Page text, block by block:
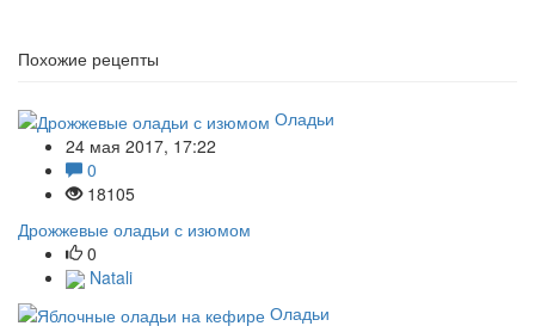
Похожие рецепты
Оладьи
24 мая 2017, 17:22
0
18105
Дрожжевые оладьи с изюмом
0
Natali
Оладьи